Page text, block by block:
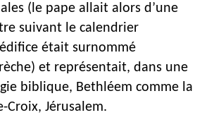
(le pape allait alors d’une
suivant le calendrier
était surnommé
et représentait, dans une
biblique, Bethléem comme la
Croix, Jérusalem.